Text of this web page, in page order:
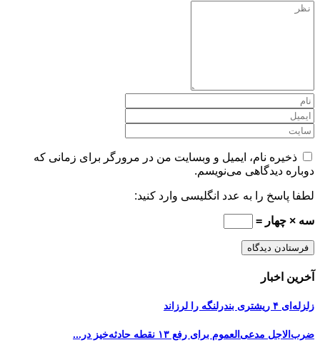
ذخیره نام، ایمیل و وبسایت من در مرورگر برای زمانی که
دوباره دیدگاهی می‌نویسم.
لطفا پاسخ را به عدد انگلیسی وارد کنید:
سه × چهار =
آخرین اخبار
زلزله‌ای ۴ ریشتری بندرلنگه را لرزاند
ضرب‌الاجل مدعی‌العموم برای رفع ۱۳ نقطه حادثه‌خیز در...